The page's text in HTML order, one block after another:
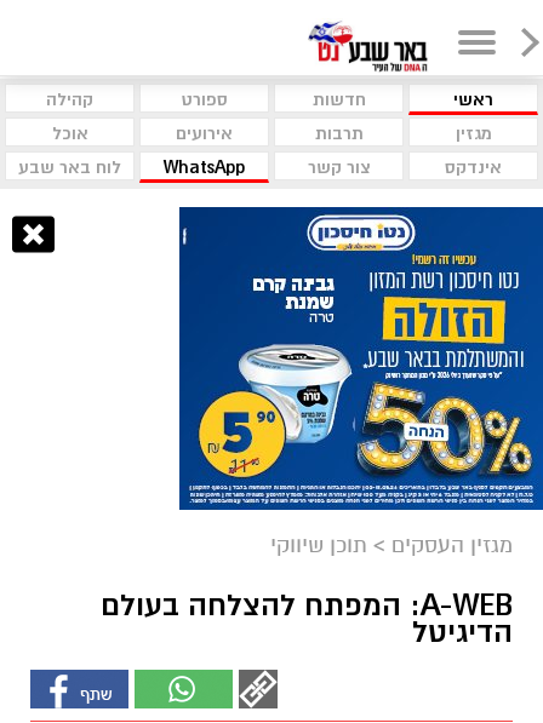
ראשי חדשות ספורט
קהילה
מגזין
תרבות אירועים
אוכל
אינדקס
צור קשר WhatsApp לוח באר שבע
מגזין העסקים > תוכן שיווקי
A-WEB: המפתח להצלחה בעולם
הדיגיטל